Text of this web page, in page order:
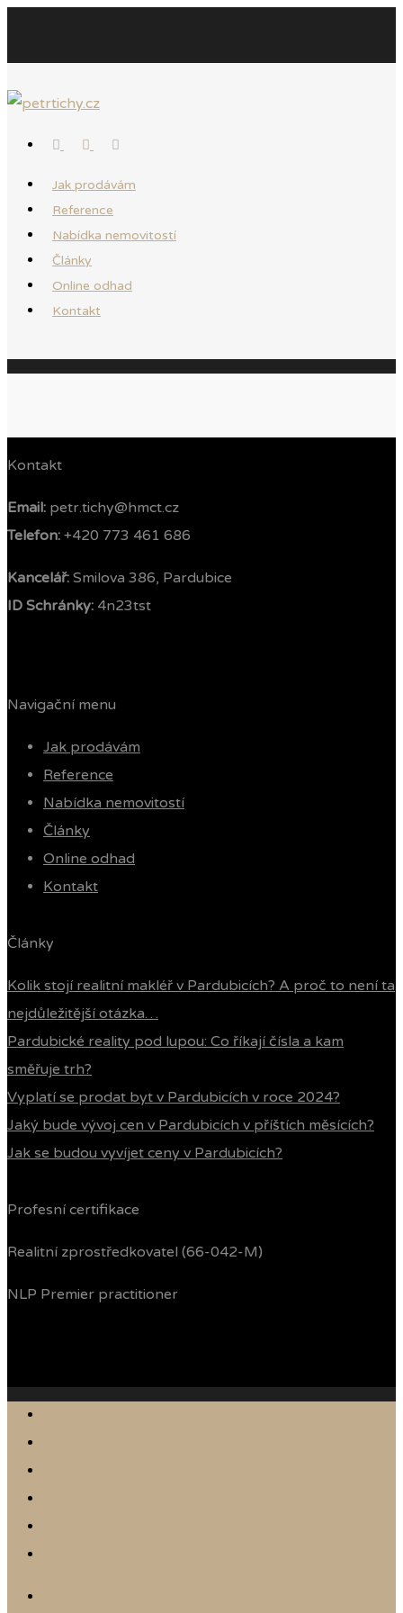
Jak prodávám
Reference
Nabídka nemovitostí
Články
Online odhad
Kontakt
Kontakt
Email: petr.tichy@hmct.cz
Telefon: ‭ +420 773 461 686‬
Kancelář: Smilova 386, Pardubice
ID Schránky: 4n23tst
Navigační menu
Jak prodávám
Reference
Nabídka nemovitostí
Články
Online odhad
Kontakt
Články
Kolik stojí realitní makléř v Pardubicích? A proč to není ta
nejdůležitější otázka…
Pardubické reality pod lupou: Co říkají čísla a kam
směřuje trh?
Vyplatí se prodat byt v Pardubicích v roce 2024?
Jaký bude vývoj cen v Pardubicích v příštích měsících?
Jak se budou vyvíjet ceny v Pardubicích?
Profesní certifikace
Realitní zprostředkovatel (66-042-M)
NLP Premier practitioner